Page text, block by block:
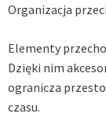
Organizacja
Elementy
Dzięki nim
ogranicza
czasu.